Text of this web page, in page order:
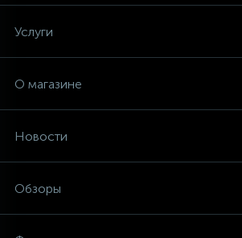
Услуги
О магазине
Новости
Обзоры